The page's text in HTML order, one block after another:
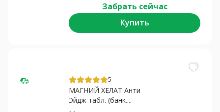
Забрать сейчас
Купить
5
МАГНИЙ ХЕЛАТ Анти
Эйдж табл. (банк....